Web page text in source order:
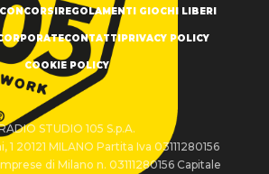
REGOLAMENTI GIOCHI LIBERI
CONTATTI PRIVACY POLICY
COOKIE POLICY
STUDIO 105 S.p.A.
20121 MILANO Partita Iva 03111280156
di Milano n. 03111280156 Capitale